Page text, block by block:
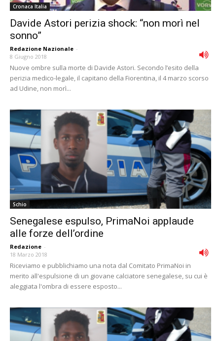
Cronaca Italia
Davide Astori perizia shock: “non morì nel
sonno”
Redazione Nazionale -
8 Giugno 2018
Nuove ombre sulla morte di Davide Astori. Secondo l’esito della
perizia medico-legale, il capitano della Fiorentina, il 4 marzo scorso
ad Udine, non morì...
Schio
Senegalese espulso, PrimaNoi applaude
alle forze dell’ordine
Redazione -
18 Marzo 2018
Riceviamo e pubblichiamo una nota dal Comitato PrimaNoi in
merito all'espulsione di un giovane calciatore senegalese, su cui è
aleggiata l'ombra di essere esposto...